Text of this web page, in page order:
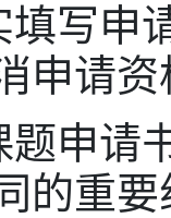
填写申
申请
题申请
的重